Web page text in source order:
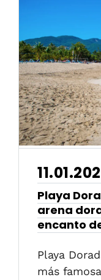
Playa
arena
encanto
Playa
más